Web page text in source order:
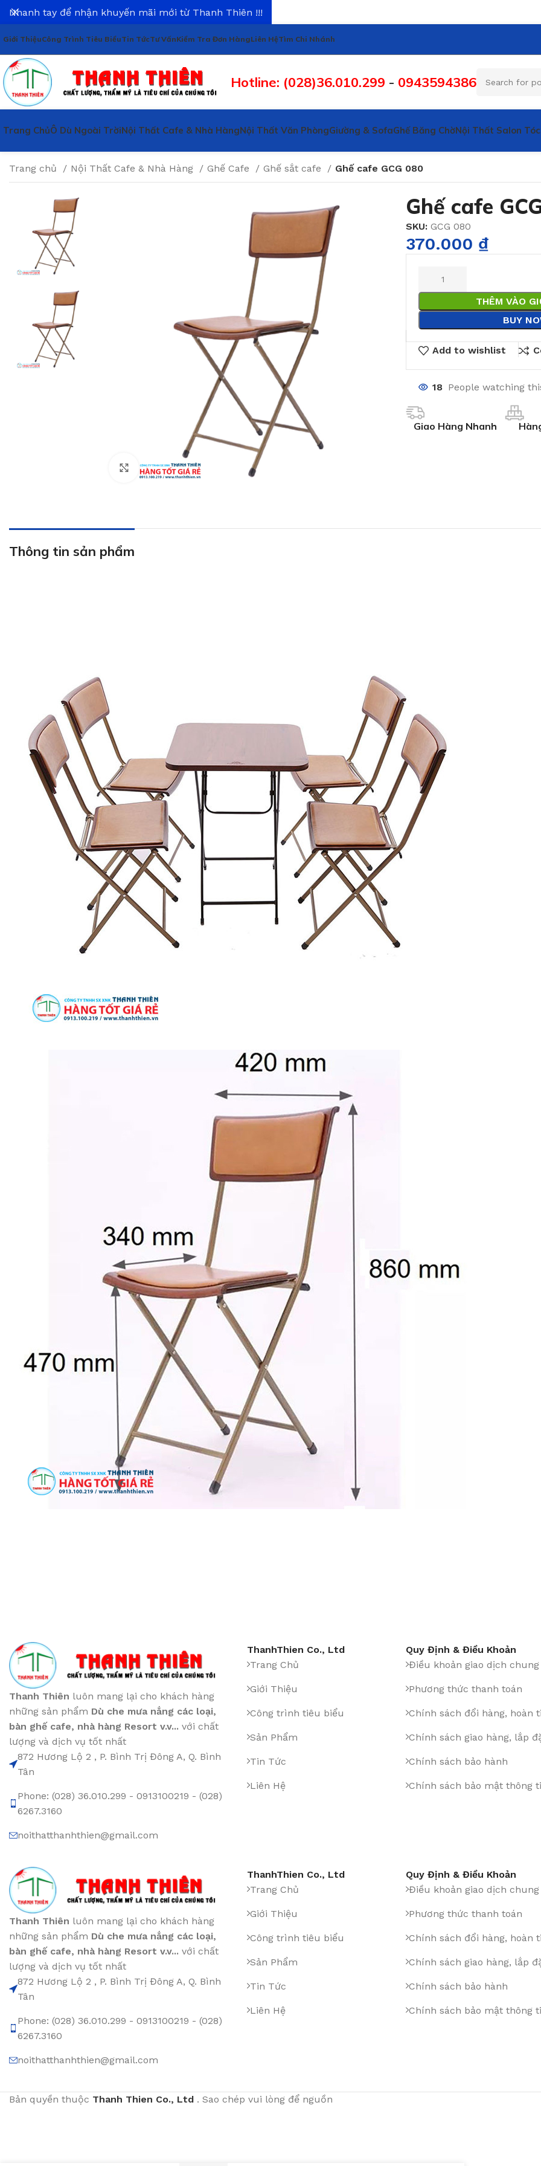
Giới ThiệuCông Trình Tiêu BiểuTin TứcTư VấnKiểm Tra Đơn HàngLiên HệTìm Chi Nhánh
Hotline: (028)36.010.299 - 0943594386
Trang ChủÔ Dù Ngoài TrờiNội Thất Cafe & Nhà HàngNội Thất Văn PhòngGiường & SofaGhế Băng ChờNội Thất Salon Tóc
Trang chủ Nội Thất Cafe & Nhà Hàng Ghế Cafe Ghế sắt cafe Ghế cafe GCG 080
Click to enlarge
Ghế cafe
SKU: GCG 080
370.000 ₫
THÊM VÀO
BUY
Add to wishlist
18 People watching
Giao Hàng Nhanh
Thông tin sản phẩm
Thanh Thiên luôn mang lại cho khách hàng
những sản phẩm Dù che mưa nắng các loại,
bàn ghế cafe, nhà hàng Resort v.v... với chất
lượng và dịch vụ tốt nhất
872 Hương Lộ 2 , P. Bình Trị Đông A, Q. Bình
Tân
Phone: (028) 36.010.299 - 0913100219 - (028)
6267.3160
noithatthanhthien@gmail.com
ThanhThien Co., Ltd
Trang Chủ
Giới Thiệu
Công trình tiêu biểu
Sản Phẩm
Tin Tức
Liên Hệ
Quy Định & Điều Khoản
Điều khoản giao dịch chung
Phương thức thanh toán
Chính sách đổi hàng, hoàn
Chính sách giao hàng, lắp
Chính sách bảo hành
Chính sách bảo mật thông
Thanh Thiên luôn mang lại cho khách hàng
những sản phẩm Dù che mưa nắng các loại,
bàn ghế cafe, nhà hàng Resort v.v... với chất
lượng và dịch vụ tốt nhất
872 Hương Lộ 2 , P. Bình Trị Đông A, Q. Bình
Tân
Phone: (028) 36.010.299 - 0913100219 - (028)
6267.3160
noithatthanhthien@gmail.com
ThanhThien Co., Ltd
Trang Chủ
Giới Thiệu
Công trình tiêu biểu
Sản Phẩm
Tin Tức
Liên Hệ
Quy Định & Điều Khoản
Điều khoản giao dịch chung
Phương thức thanh toán
Chính sách đổi hàng, hoàn
Chính sách giao hàng, lắp
Chính sách bảo hành
Chính sách bảo mật thông
Bản quyền thuộc Thanh Thien Co., Ltd . Sao chép vui lòng để nguồn
Nhanh tay để nhận khuyến mãi mới từ Thanh Thiên !!!